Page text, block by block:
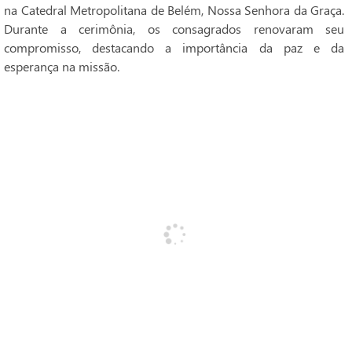
na Catedral Metropolitana de Belém, Nossa Senhora da Graça.
Durante a cerimônia, os consagrados renovaram seu
compromisso, destacando a importância da paz e da
esperança na missão.